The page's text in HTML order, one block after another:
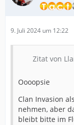
9. Juli 2024 um 12:22
Zitat von
Oooopsie
Clan Invasion
nehmen, aber
bleibt bitte im